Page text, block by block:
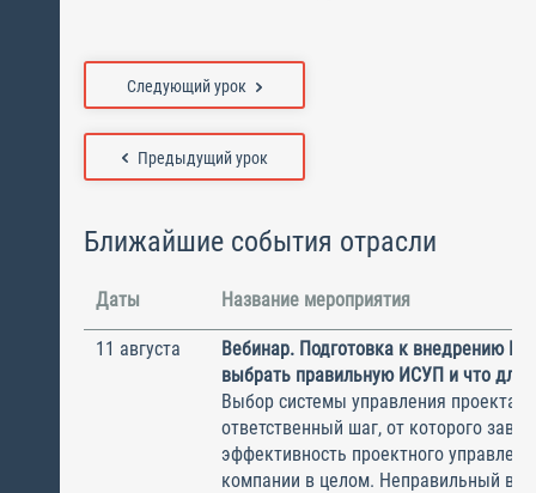
Предыдущий урок
Следующий урок
Ближайшие события отрасли
Даты Название мероприятия
11 августа
Вебинар. Подготовка к внедрению
выбрать правильную ИСУП и что для
Выбор системы управления
ответственный шаг, от которого
эффективность проектного
компании в целом. Неправильный